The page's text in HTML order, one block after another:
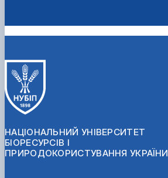
НАЦІОНАЛЬНИЙ УНІВЕРСИТЕТ
БІОРЕСУРСІВ І
ПРИРОДОКОРИСТУВАННЯ УКРАЇНИ